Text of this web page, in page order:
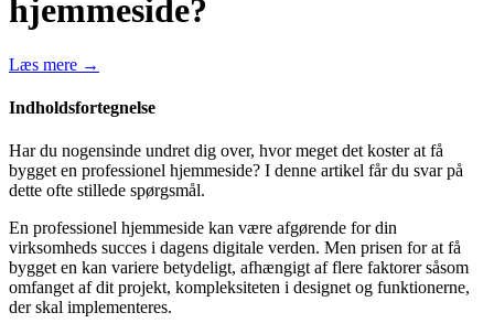
hjemmeside?
Læs mere →
Indholdsfortegnelse
Har du nogensinde undret dig over, hvor meget det koster at få
bygget en professionel hjemmeside? I denne artikel får du svar på
dette ofte stillede spørgsmål.
En professionel hjemmeside kan være afgørende for din
virksomheds succes i dagens digitale verden. Men prisen for at få
bygget en kan variere betydeligt, afhængigt af flere faktorer såsom
omfanget af dit projekt, kompleksiteten i designet og funktionerne,
der skal implementeres.